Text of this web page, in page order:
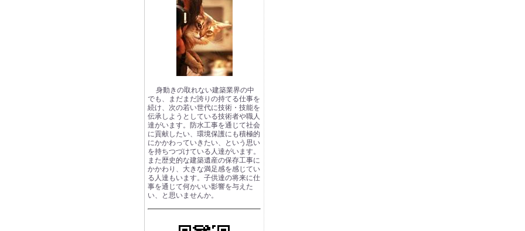
身動きの取れない建築業界の中
でも、まだまだ誇りの持てる仕事を
続け、次の若い世代に技術・技能を
伝承しようとしている技術者や職人
達がいます。防水工事を通じて社会
に貢献したい、環境保護にも積極的
にかかわっていきたい、という思い
を持ちつづけている人達がいます。
また歴史的な建築遺産の保存工事に
かかわり、大きな満足感を感じてい
る人達もいます。子供達の将来に仕
事を通じて何かいい影響を与えた
い、と思いませんか。